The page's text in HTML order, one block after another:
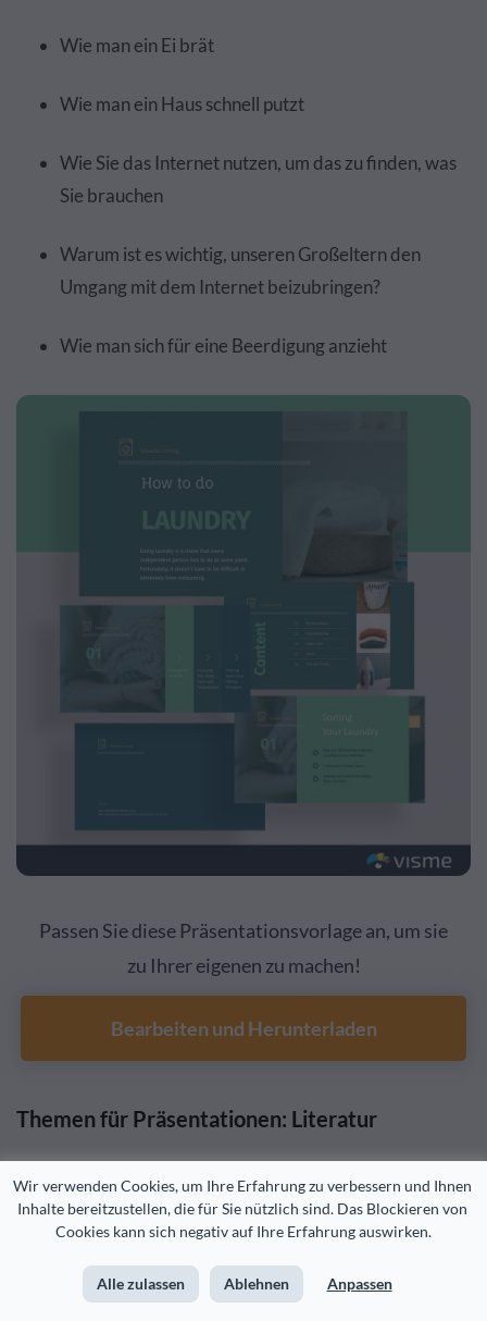
Wir verwenden Cookies, um Ihre Erfahrung zu verbessern und Ihnen
Inhalte bereitzustellen, die für Sie nützlich sind. Das Blockieren von
Cookies kann sich negativ auf Ihre Erfahrung auswirken.
Alle zulassen Ablehnen Anpassen
Wie man ein Ei brät
Wie man ein Haus schnell putzt
Wie Sie das Internet nutzen, um das zu finden, was
Sie brauchen
Warum ist es wichtig, unseren Großeltern den
Umgang mit dem Internet beizubringen?
Wie man sich für eine Beerdigung anzieht
Passen Sie diese Präsentationsvorlage an, um sie
zu Ihrer eigenen zu machen!
Bearbeiten und Herunterladen
Themen für Präsentationen: Literatur
Wer ist William Shakespeare?
Was ist Haiku?
Worum geht es in The Catcher in The Rye?